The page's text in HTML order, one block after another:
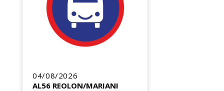
04/08/2026
AL56 REOLON/MARIANI